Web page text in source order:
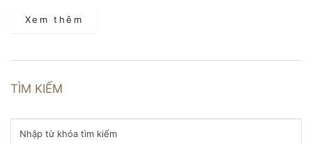
Xem thêm
TÌM KIẾM